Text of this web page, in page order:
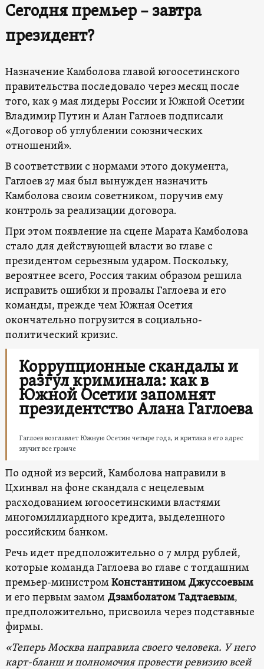
Сегодня премьер – завтра
президент?
Назначение Камболова главой югоосетинского
правительства последовало через месяц после
того, как 9 мая лидеры России и Южной Осетии
Владимир Путин и Алан Гаглоев подписали
«Договор об углублении союзнических
отношений».
В соответствии с нормами этого документа,
Гаглоев 27 мая был вынужден назначить
Камболова своим советником, поручив ему
контроль за реализации договора.
При этом появление на сцене Марата Камболова
стало для действующей власти во главе с
президентом серьезным ударом. Поскольку,
вероятнее всего, Россия таким образом решила
исправить ошибки и провалы Гаглоева и его
команды, прежде чем Южная Осетия
окончательно погрузится в социально-
политический кризис.
Коррупционные скандалы и
разгул криминала: как в
Южной Осетии запомнят
президентство Алана Гаглоева
Гаглоев возглавлет Южную Осетию четыре года, и критика в его адрес
звучит все громче
По одной из версий, Камболова направили в
Цхинвал на фоне скандала с нецелевым
расходованием югоосетинскими властями
многомиллиардного кредита, выделенного
российским банком.
Речь идет предположительно о 7 млрд рублей,
которые команда Гаглоева во главе с тогдашним
премьер-министромКонстантином Джуссоевым
и его первым замом Дзамболатом Тадтаевым,
предположительно, присвоила через подставные
фирмы.
«Теперь Москва направила своего человека. У него
карт-бланш и полномочия провести ревизию всей